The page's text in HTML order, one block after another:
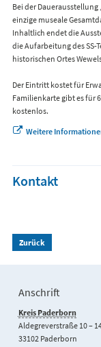
Bei der Dauerausstellung
einzige museale
Inhaltlich endet die
die Aufarbeitung des SS-
historischen Ortes
Der Eintritt kostet für
Familienkarte gibt es für
kostenlos.
Weitere
Kontakt
Zurück
Anschrift
Kreis Paderborn
Aldegreverstraße 10 –
33102 Paderborn